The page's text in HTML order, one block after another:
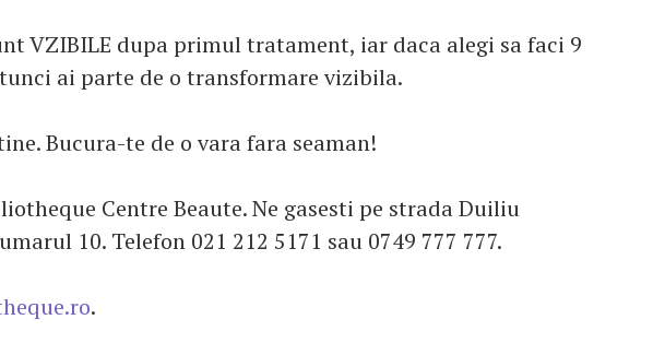
VZIBILE dupa primul tratament, iar daca alegi sa faci 9
ai parte de o transformare vizibila.
Bucura-te de o vara fara seaman!
Centre Beaute. Ne gasesti pe strada Duiliu
10. Telefon 021 212 5171 sau 0749 777 777.
.